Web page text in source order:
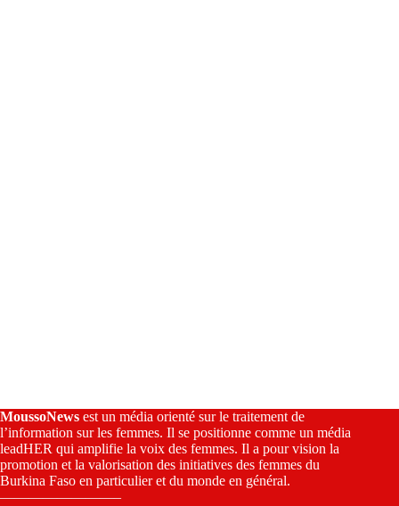
MoussoNews est un média orienté sur le traitement de
l’information sur les femmes. Il se positionne comme un média
leadHER qui amplifie la voix des femmes. Il a pour vision la
promotion et la valorisation des initiatives des femmes du
Burkina Faso en particulier et du monde en général.
————————–